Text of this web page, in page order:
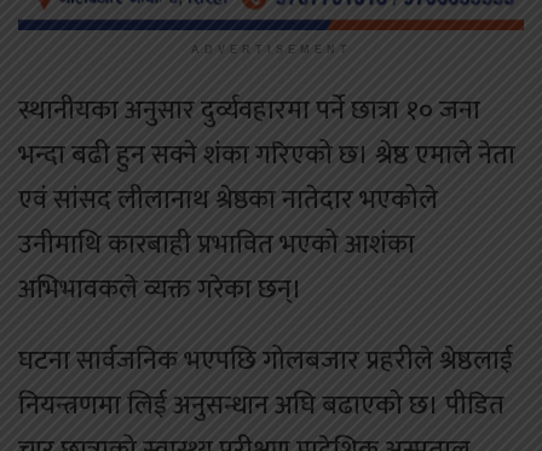
ADVERTISEMENT
स्थानीयका अनुसार दुर्व्यवहारमा पर्ने छात्रा १० जना
भन्दा बढी हुन सक्ने शंका गरिएको छ। श्रेष्ठ एमाले नेता
एवं सांसद लीलानाथ श्रेष्ठका नातेदार भएकोले
उनीमाथि कारबाही प्रभावित भएको आशंका
अभिभावकले व्यक्त गरेका छन्।
घटना सार्वजनिक भएपछि गोलबजार प्रहरीले श्रेष्ठलाई
नियन्त्रणमा लिई अनुसन्धान अघि बढाएको छ। पीडित